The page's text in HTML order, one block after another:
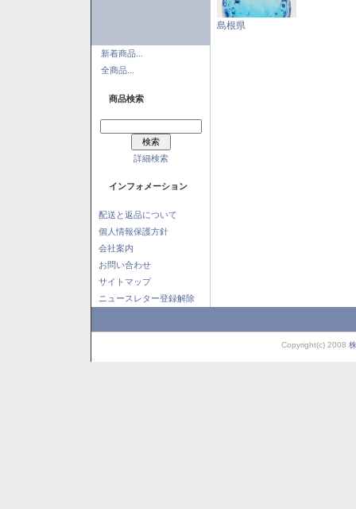
新着商品...
全商品...
商品検索
詳細検索
インフォメーション
配送と返品について
個人情報保護方針
会社案内
お問い合わせ
サイトマップ
ニュースレター登録解除
島根県
Copyright(c) 2008